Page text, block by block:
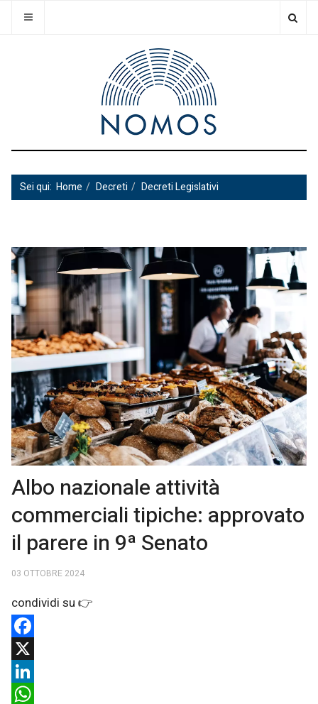
Sei qui: Home Decreti Decreti Legislativi
Albo nazionale attività
commerciali tipiche: approvato
il parere in 9ª Senato
03 OTTOBRE 2024
Facebook
X
LinkedIn